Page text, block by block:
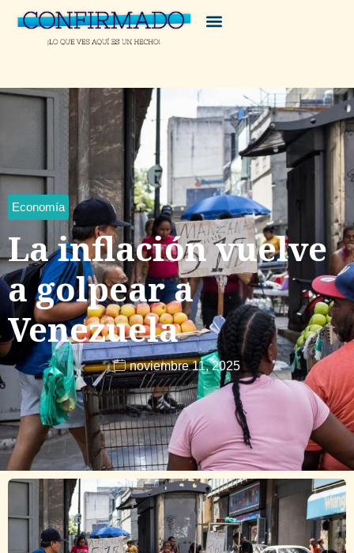
Economía
La inflación vuelve
a golpear a
Venezuela
noviembre 11, 2025